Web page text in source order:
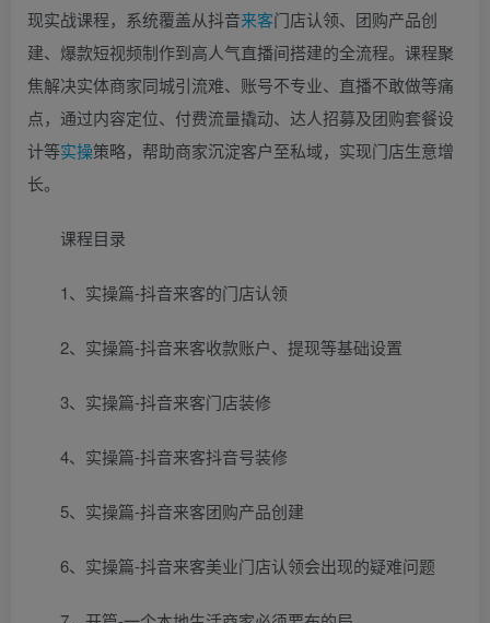
现实战课程，系统覆盖从抖音来客门店认领、团购产品创
建、爆款短视频制作到高人气直播间搭建的全流程。课程聚
焦解决实体商家同城引流难、账号不专业、直播不敢做等痛
点，通过内容定位、付费流量撬动、达人招募及团购套餐设
计等实操策略，帮助商家沉淀客户至私域，实现门店生意增
长。
课程目录
1、实操篇-抖音来客的门店认领
2、实操篇-抖音来客收款账户、提现等基础设置
3、实操篇-抖音来客门店装修
4、实操篇-抖音来客抖音号装修
5、实操篇-抖音来客团购产品创建
6、实操篇-抖音来客美业门店认领会出现的疑难问题